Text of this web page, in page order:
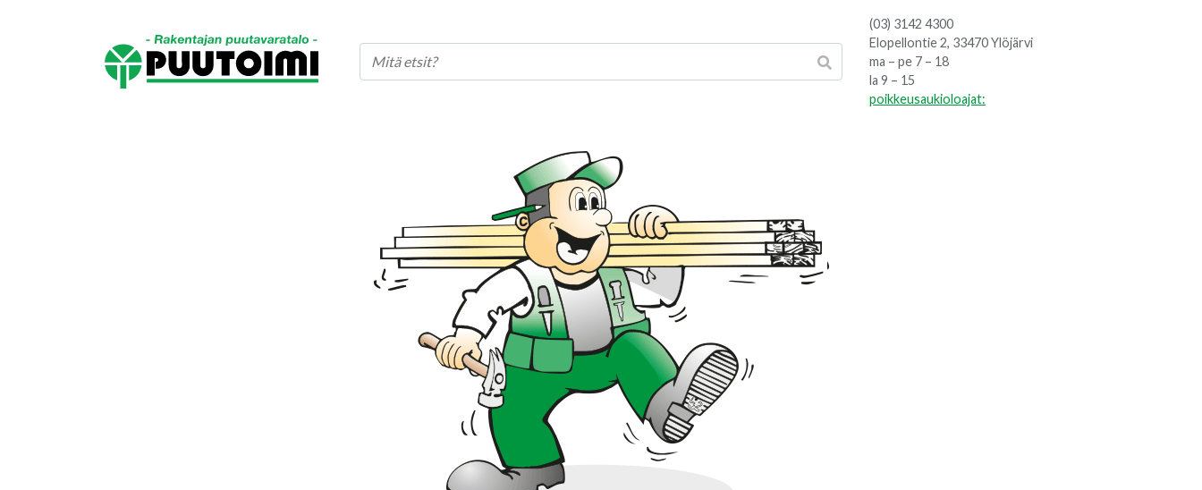
(03) 3142 4300
Elopellontie 2, 33470 Ylöjärvi
ma – pe 7 – 18
la 9 – 15
poikkeusaukioloajat: